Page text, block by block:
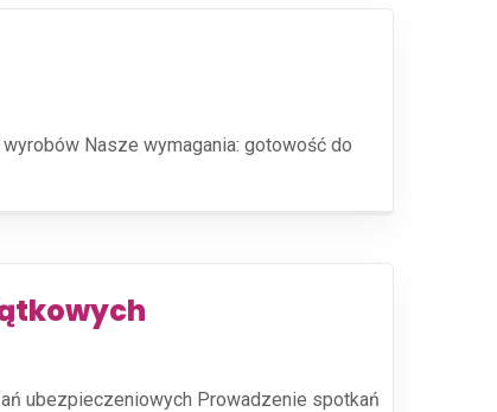
Nasze wymagania: gotowość do
ubezpieczeniowych Prowadzenie spotkań